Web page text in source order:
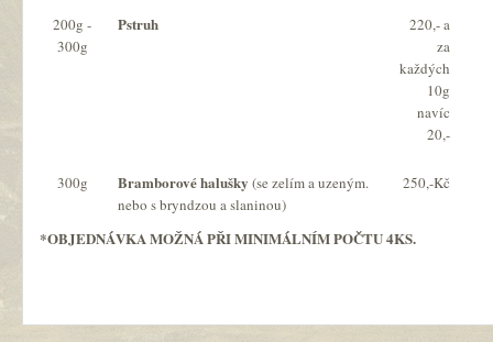
200g -
300g
Pstruh
220,- a
za
každých
10g
navíc
20,-
300g Bramborové halušky (se zelím a uzeným.
nebo s bryndzou a slaninou)
250,-Kč
*OBJEDNÁVKA MOŽNÁ PŘI MINIMÁLNÍM POČTU 4KS.